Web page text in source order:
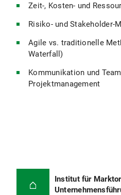
Zeit-, Kosten- und
Risiko- und Stakeholder-
Agile vs. traditionelle
Waterfall)
Kommunikation und
Projektmanagement
Institut für